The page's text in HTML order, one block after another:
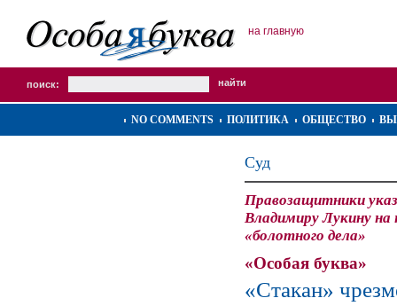
на главную
поиск:
NO COMMENTS ПОЛИТИКА ОБЩЕСТВО
Суд
Правозащитники
Владимиру Лукину на
«болотного дела»
«Особая буква»
«Стакан»